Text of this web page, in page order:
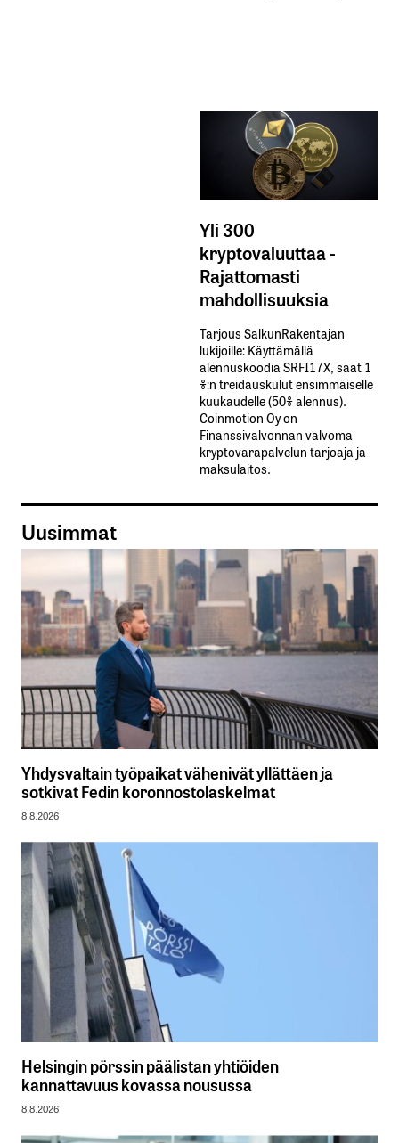
Yli 300
kryptovaluuttaa -
Rajattomasti
mahdollisuuksia
Tarjous SalkunRakentajan
lukijoille: Käyttämällä​ ​
alennuskoodia​ ​SRFI17X,​ ​saat​ ​1
%:n treidauskulut​ ​ensimmäiselle​ ​
kuukaudelle​ ​(50%​ ​alennus).
Coinmotion Oy on
Finanssivalvonnan valvoma
kryptovarapalvelun tarjoaja ja
maksulaitos.
Uusimmat
Yhdysvaltain työpaikat vähenivät yllättäen ja
sotkivat Fedin koronnostolaskelmat
8.8.2026
Helsingin pörssin päälistan yhtiöiden
kannattavuus kovassa nousussa
8.8.2026